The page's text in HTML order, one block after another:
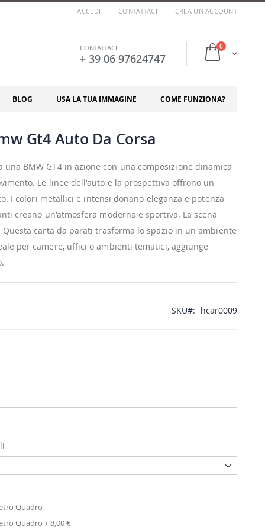
ACCEDI CONTATTACI CREA UN ACCOUNT
Cart
0
CONTATTACI
+ 39 06 97624747
COME FUNZIONA?
USA LA TUA IMMAGINE
BLOG
Gt4 Auto Da Corsa
BMW GT4 in azione con una composizione dinamica
Le linee dell'auto e la prospettiva offrono un
I colori metallici e intensi donano eleganza e potenza
creano un'atmosfera moderna e sportiva. La scena
carta da parati trasforma lo spazio in un ambiente
per camere, uffici o ambienti tematici, aggiunge
SKU hcar0009
Quadro
Quadro +8,00 €